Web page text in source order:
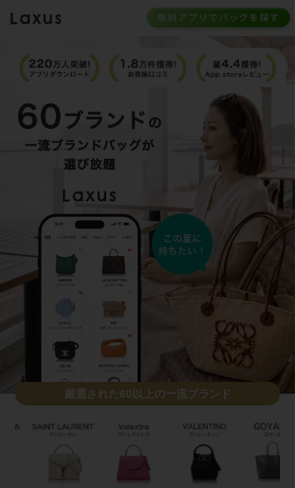
厳選された60以上の一流ブランド